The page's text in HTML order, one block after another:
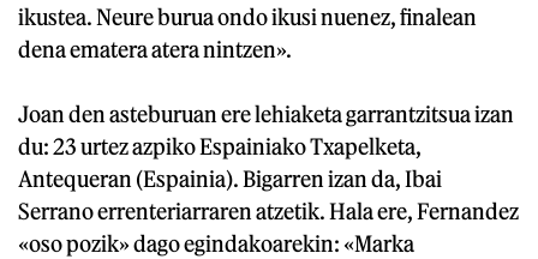
ikustea. Neure burua ondo ikusi nuenez, finalean
dena ematera atera nintzen».
Joan den asteburuan ere lehiaketa garrantzitsua izan
du: 23 urtez azpiko Espainiako Txapelketa,
Antequeran (Espainia). Bigarren izan da, Ibai
Serrano errenteriarraren atzetik. Hala ere, Fernandez
«oso pozik» dago egindakoarekin: «Marka